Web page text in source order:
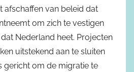
afschaffen van beleid dat
om zich te vestigen
Nederland heet. Projecten
uitstekend aan te sluiten
gericht om de migratie te